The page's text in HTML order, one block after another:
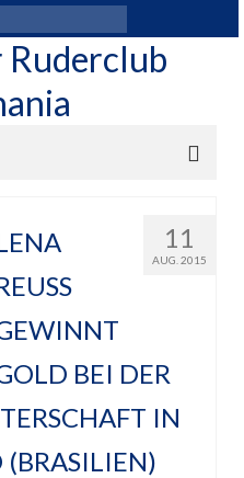
11
AUG. 2015
BEI DER
IN
(BRASILIEN)